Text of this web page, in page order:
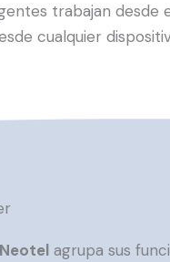
trabajan desde
cualquier
agrupa sus